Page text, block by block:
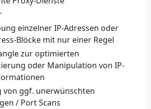
einzelner IP-Adressen oder
Blöcke mit nur einer Regel
zur optimierten
oder Manipulation von IP-
von ggf. unerwünschten
/ Port Scans